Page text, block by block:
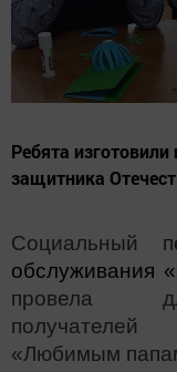
Ребята
защитника
Социальный
обслуживания
провела
«Любимым